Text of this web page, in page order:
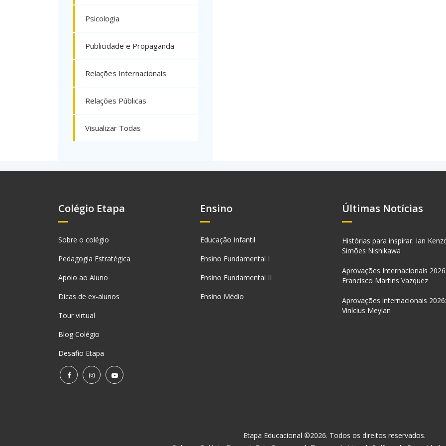
Psicologia
Publicidade e Propaganda
Relações Internacionais
Relações Públicas
Visualizar Todas
Colégio Etapa
Sobre o colégio
Pedagogia Estratégica
Apoio ao Aluno
Dicas de ex-alunos
Tour virtual
Blog Colégio
Desafio Etapa
Ensino
Educação Infantil
Ensino Fundamental I
Ensino Fundamental II
Ensino Médio
Últimas Notícias
Histórias para inspirar: Ian
Simões Nishikawa
Aprovações Internacionais 2026:
Francisco Martins Vazquez
Aprovações internacionais 2026:
Vinícius Meylan
Etapa Educacional ©2026. Todos os direitos reservados.